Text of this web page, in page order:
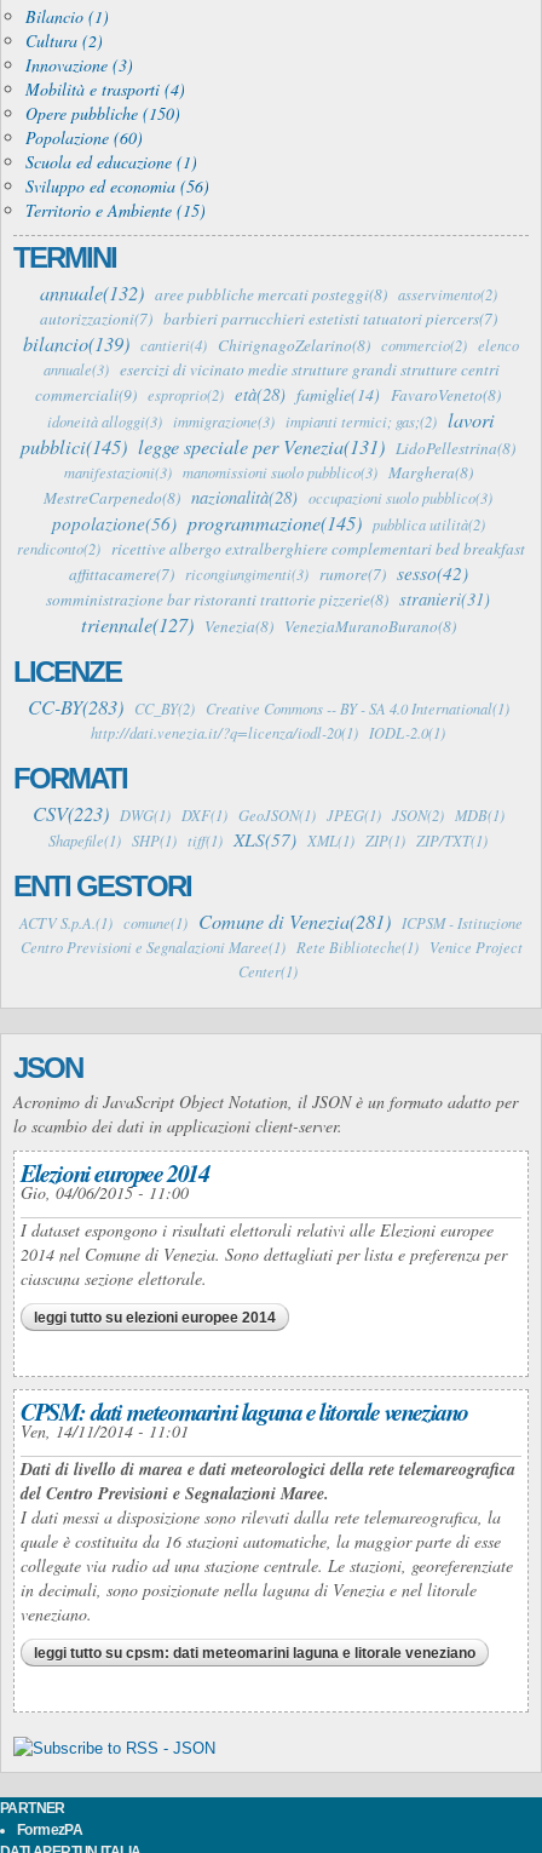
Bilancio (1)
Cultura (2)
Innovazione (3)
Mobilità e trasporti (4)
Opere pubbliche (150)
Popolazione (60)
Scuola ed educazione (1)
Sviluppo ed economia (56)
Territorio e Ambiente (15)
TERMINI
annuale(132) aree pubbliche mercati posteggi(8) asservimento(2)
autorizzazioni(7) barbieri parrucchieri estetisti tatuatori piercers(7)
bilancio(139) cantieri(4) ChirignagoZelarino(8) commercio(2) elenco
annuale(3) esercizi di vicinato medie strutture grandi strutture centri
commerciali(9) esproprio(2) età(28) famiglie(14) FavaroVeneto(8)
idoneità alloggi(3) immigrazione(3) impianti termici; gas;(2) lavori
pubblici(145) legge speciale per Venezia(131) LidoPellestrina(8)
manifestazioni(3) manomissioni suolo pubblico(3) Marghera(8)
MestreCarpenedo(8) nazionalità(28) occupazioni suolo pubblico(3)
popolazione(56) programmazione(145) pubblica utilità(2)
rendiconto(2) ricettive albergo extralberghiere complementari bed breakfast
affittacamere(7)
ricongiungimenti(3) rumore(7) sesso(42)
somministrazione bar ristoranti trattorie pizzerie(8) stranieri(31)
triennale(127) Venezia(8) VeneziaMuranoBurano(8)
LICENZE
CC-BY(283) CC_BY(2)
Creative Commons -- BY - SA 4.0 International(1)
http://dati.venezia.it/?q=licenza/iodl-20(1)
IODL-2.0(1)
FORMATI
CSV(223) DWG(1) DXF(1) GeoJSON(1) JPEG(1) JSON(2)
MDB(1)
Shapefile(1) SHP(1) tiff(1) XLS(57) XML(1) ZIP(1) ZIP/TXT(1)
ENTI GESTORI
ACTV S.p.A.(1) comune(1) Comune di Venezia(281)
ICPSM - Istituzione
Centro Previsioni e Segnalazioni Maree(1)
Rete Biblioteche(1)
Venice Project
Center(1)
JSON
Acronimo di JavaScript Object Notation, il JSON è un formato adatto per
lo scambio dei dati in applicazioni client-server.
Elezioni europee 2014
Gio, 04/06/2015 - 11:00
I dataset espongono i risultati elettorali relativi alle Elezioni europee
2014 nel Comune di Venezia. Sono dettagliati per lista e preferenza per
ciascuna sezione elettorale.
leggi tutto su elezioni europee 2014
CPSM: dati meteomarini laguna e litorale veneziano
Ven, 14/11/2014 - 11:01
Dati di livello di marea e dati meteorologici della rete telemareografica
del Centro Previsioni e Segnalazioni Maree.
I dati messi a disposizione sono rilevati dalla rete telemareografica, la
quale è costituita da 16 stazioni automatiche, la maggior parte di esse
collegate via radio ad una stazione centrale. Le stazioni, georeferenziate
in decimali, sono posizionate nella laguna di Venezia e nel litorale
veneziano.
leggi tutto su cpsm: dati meteomarini laguna e litorale veneziano
PARTNER
FormezPA